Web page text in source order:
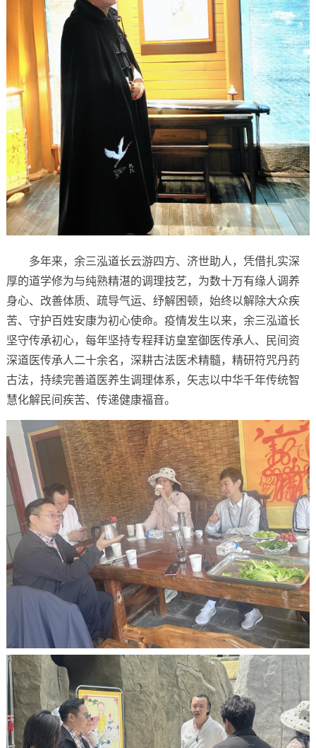
多年来，余三泓道长云游四方、济世助人，凭借扎实深
厚的道学修为与纯熟精湛的调理技艺，为数十万有缘人调养
身心、改善体质、疏导气运、纾解困顿，始终以解除大众疾
苦、守护百姓安康为初心使命。疫情发生以来，余三泓道长
坚守传承初心，每年坚持专程拜访皇室御医传承人、民间资
深道医传承人二十余名，深耕古法医术精髓，精研符咒丹药
古法，持续完善道医养生调理体系，矢志以中华千年传统智
慧化解民间疾苦、传递健康福音。